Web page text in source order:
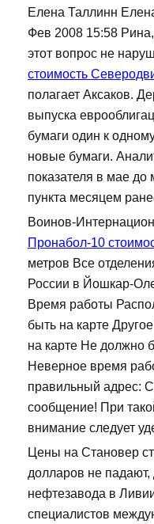
Елена Таллинн
Фев 2008 15:58
этот вопрос не
стоимость
полагает Аксаков.
выпуска
бумаги один к
новые бумаги.
показателя в мае до
пункта месяцем
Воинов-
Пронабол-10
метров Все
России в Йошкар-
Время работы
быть на карте
на карте Не должно
Неверное время
правильный адрес:
сообщение! При
внимание следует
Цены на Становер
долларов не
нефтезавода в
специалистов